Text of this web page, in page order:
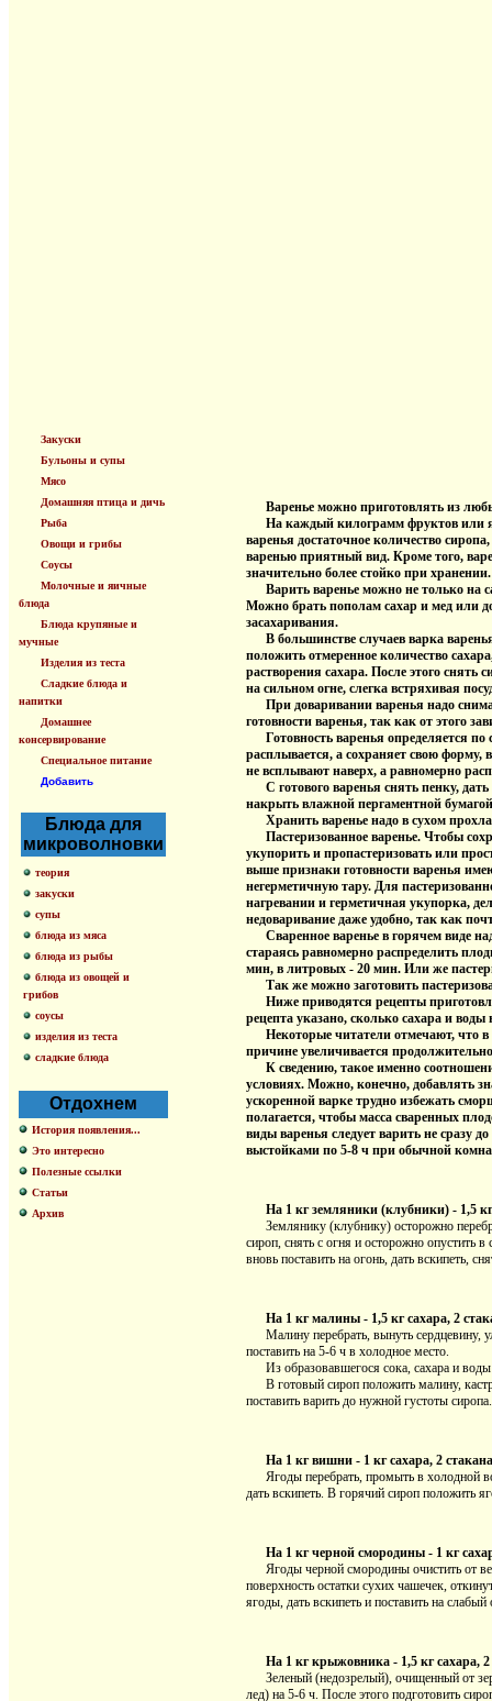
Закуски
Бульоны и супы
Мясо
Домашняя птица и дичь
Рыба
Овощи и грибы
Соусы
Молочные и яичные
блюда
Блюда крупяные и
мучные
Изделия из теста
Сладкие блюда и
напитки
Домашнее
консервирование
Специальное питание
Добавить
Блюда для
микроволновки
теория
закуски
супы
блюда из мяса
блюда из рыбы
блюда из овощей и
грибов
соусы
изделия из теста
сладкие блюда
Отдохнем
История появления...
Это интересно
Полезные ссылки
Статьи
Архив
Варенье можно приготовлять из
На каждый килограмм фруктов или
варенья достаточное количество
варенью приятный вид. Кроме того,
значительно более стойко при хранении.
Варить варенье можно не только на
Можно брать пополам сахар и мед или
засахаривания.
В большинстве случаев варка
положить отмеренное количество
растворения сахара. После этого снять
на сильном огне, слегка встряхивая
При доваривании варенья надо
готовности варенья, так как от этого
Готовность варенья определяется
расплывается, а сохраняет свою
не всплывают наверх, а равномерно
С готового варенья снять пенку,
накрыть влажной пергаментной
Хранить варенье надо в сухом
Пастеризованное варенье. Чтобы
укупорить и пропастеризовать или
выше признаки готовности варенья
негерметичную тару. Для
нагревании и герметичная укупорка,
недоваривание даже удобно, так как
Сваренное варенье в горячем виде
стараясь равномерно распределить
мин, в литровых - 20 мин. Или же
Так же можно заготовить
Ниже приводятся рецепты
рецепта указано, сколько сахара и
Некоторые читатели отмечают, что в
причине увеличивается
К сведению, такое именно
условиях. Можно, конечно, добавлять
ускоренной варке трудно избежать
полагается, чтобы масса сваренных
виды варенья следует варить не сразу
выстойками по 5-8 ч при обычной
На 1 кг земляники (клубники) - 1,5
Землянику (клубнику) осторожно
сироп, снять с огня и осторожно опустить
вновь поставить на огонь, дать вскипеть,
На 1 кг малины - 1,5 кг сахара, 2
Малину перебрать, вынуть сердцевину,
поставить на 5-6 ч в холодное место.
Из образовавшегося сока, сахара и воды
В готовый сироп положить малину,
поставить варить до нужной густоты сиропа.
На 1 кг вишни - 1 кг сахара, 2
Ягоды перебрать, промыть в холодной
дать вскипеть. В горячий сироп положить
На 1 кг черной смородины - 1 кг
Ягоды черной смородины очистить от
поверхность остатки сухих чашечек,
ягоды, дать вскипеть и поставить на
На 1 кг крыжовника - 1,5 кг сахара,
Зеленый (недозрелый), очищенный от
лед) на 5-6 ч. После этого подготовить